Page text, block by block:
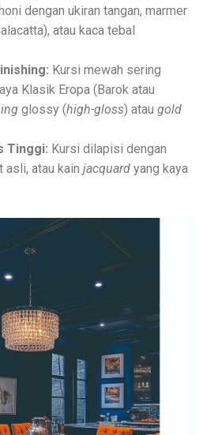
dengan ukiran tangan, marmer
atau kaca tebal
Kursi mewah sering
Klasik Eropa (Barok atau
glossy (high-gloss) atau gold
Tinggi: Kursi dilapisi dengan
asli, atau kain jacquard yang kaya